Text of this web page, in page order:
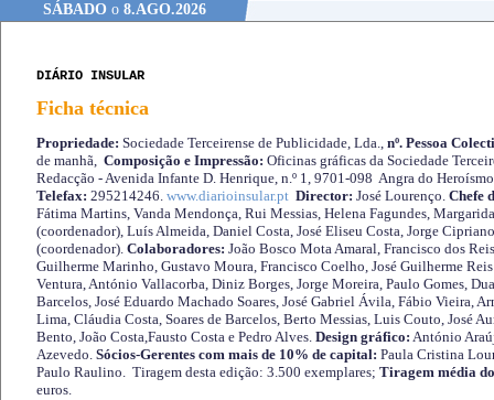
SÁBADOo 8.AGO.2026
DIÁRIO INSULAR
Ficha técnica
Propriedade: Sociedade Terceirense de Publicidade, Lda., nº. Pessoa
de manhã, Composição e Impressão: Oficinas gráficas da Sociedade
Redacção - Avenida Infante D. Henrique, n.º 1, 9701-098 Angra do
Telefax: 295214246. www.diarioinsular.pt Director: José Lourenço. Chefe
Fátima Martins, Vanda Mendonça, Rui Messias, Helena Fagundes,
(coordenador), Luís Almeida, Daniel Costa, José Eliseu Costa, Jorge
(coordenador). Colaboradores: João Bosco Mota Amaral, Francisco dos
Guilherme Marinho, Gustavo Moura, Francisco Coelho, José Guilherme
Ventura, António Vallacorba, Diniz Borges, Jorge Moreira, Paulo Gomes,
Barcelos, José Eduardo Machado Soares, José Gabriel Ávila, Fábio Vieira,
Lima, Cláudia Costa, Soares de Barcelos, Berto Messias, Luis Couto, José
Bento, João Costa,Fausto Costa e Pedro Alves. Design gráfico: António
Azevedo. Sócios-Gerentes com mais de 10% de capital: Paula Cristina
Paulo Raulino. Tiragem desta edição: 3.500 exemplares; Tiragem média
euros.